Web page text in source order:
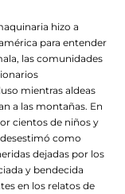
hizo a
para entender
las comunidades
mientras aldeas
a las montañas. En
cientos de niños y
como
dejadas por los
y bendecida
en los relatos de